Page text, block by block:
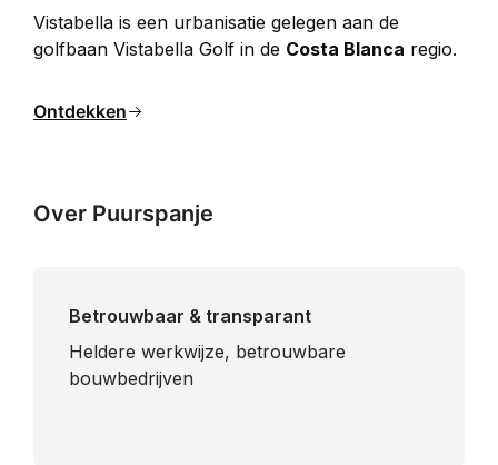
Vistabella is een urbanisatie gelegen aan de
golfbaan Vistabella Golf in de Costa Blanca regio.
Ontdekken
Over Puurspanje
Betrouwbaar & transparant
Heldere werkwijze, betrouwbare
bouwbedrijven